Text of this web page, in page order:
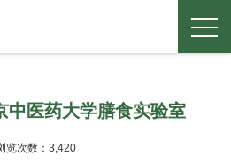
中医药大学膳食实验室
览次数：3,420